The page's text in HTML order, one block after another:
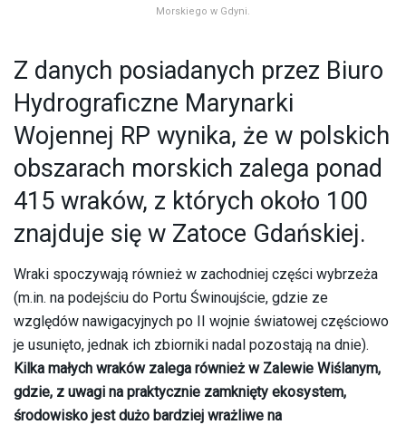
Morskiego w Gdyni.
Z danych posiadanych przez Biuro
Hydrograficzne Marynarki
Wojennej RP wynika, że w polskich
obszarach morskich zalega ponad
415 wraków, z których około 100
znajduje się w Zatoce Gdańskiej.
Wraki spoczywają również w zachodniej części wybrzeża
(m.in. na podejściu do Portu Świnoujście, gdzie ze
względów nawigacyjnych po II wojnie światowej częściowo
je usunięto, jednak ich zbiorniki nadal pozostają na dnie).
Kilka małych wraków zalega również w Zalewie Wiślanym,
gdzie, z uwagi na praktycznie zamknięty ekosystem,
środowisko jest dużo bardziej wrażliwe na